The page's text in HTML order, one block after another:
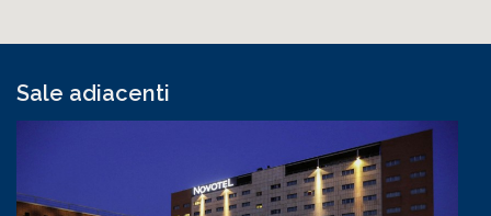
Sale adiacenti